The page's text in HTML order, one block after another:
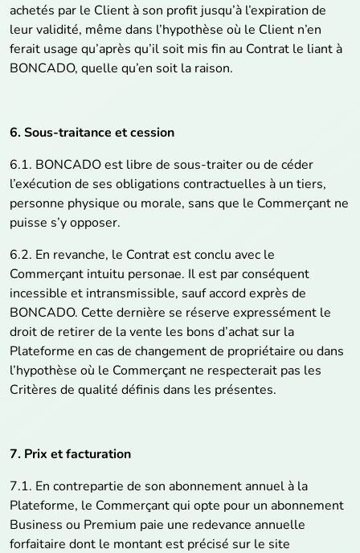
achetés par le Client à son profit jusqu’à l’expiration de
leur validité, même dans l’hypothèse où le Client n’en
ferait usage qu’après qu’il soit mis fin au Contrat le liant à
BONCADO, quelle qu’en soit la raison.
6. Sous-traitance et cession
6.1. BONCADO est libre de sous-traiter ou de céder
l’exécution de ses obligations contractuelles à un tiers,
personne physique ou morale, sans que le Commerçant ne
puisse s’y opposer.
6.2. En revanche, le Contrat est conclu avec le
Commerçant intuitu personae. Il est par conséquent
incessible et intransmissible, sauf accord exprès de
BONCADO. Cette dernière se réserve expressément le
droit de retirer de la vente les bons d’achat sur la
Plateforme en cas de changement de propriétaire ou dans
l’hypothèse où le Commerçant ne respecterait pas les
Critères de qualité définis dans les présentes.
7. Prix et facturation
7.1. En contrepartie de son abonnement annuel à la
Plateforme, le Commerçant qui opte pour un abonnement
Business ou Premium paie une redevance annuelle
forfaitaire dont le montant est précisé sur le site